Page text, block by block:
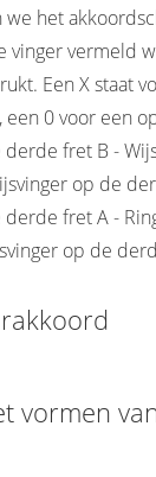
het
vinger vermeld
Een X staat
, een 0 voor een
fret B -
op de
fret A -
op de
vormen